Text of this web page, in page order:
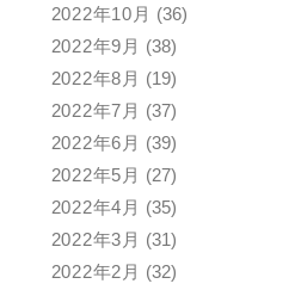
2022年10月 (36)
2022年9月 (38)
2022年8月 (19)
2022年7月 (37)
2022年6月 (39)
2022年5月 (27)
2022年4月 (35)
2022年3月 (31)
2022年2月 (32)